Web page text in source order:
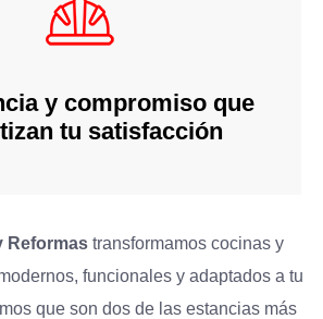
y compromiso que
tu satisfacción
Reformas transformamos cocinas y
funcionales y adaptados a tu
que son dos de las estancias más